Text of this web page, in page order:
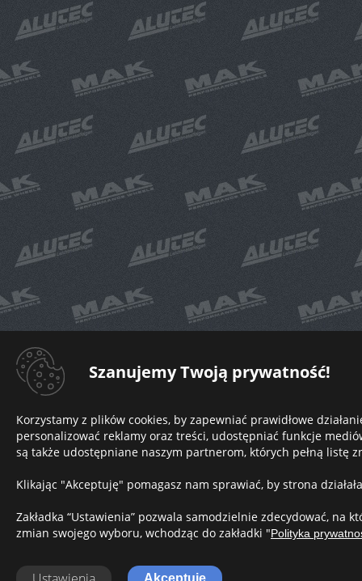
Szanujemy Twoją prywatność!
Korzystamy z plików cookies, by zapewniać prawidłowe
personalizować reklamy oraz treści, udostępniać funkcje
są także udostępniane naszym partnerom, których pełną listę
Klikając "Akceptuję" pomagasz nam sprawiać, by strona
Zakładka “Ustawienia” pozwala samodzielnie zdecydować, na
zmian swojego wyboru, wchodząc do zakładki "Polityka
Akceptuję